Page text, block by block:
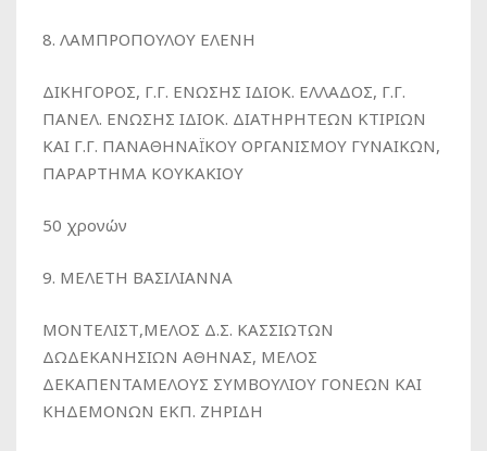
8. ΛΑΜΠΡΟΠΟΥΛΟΥ ΕΛΕΝΗ
ΔΙΚΗΓΟΡΟΣ, Γ.Γ. ΕΝΩΣΗΣ ΙΔΙΟΚ. ΕΛΛΑΔΟΣ, Γ.Γ.
ΠΑΝΕΛ. ΕΝΩΣΗΣ ΙΔΙΟΚ. ΔΙΑΤΗΡΗΤΕΩΝ ΚΤΙΡΙΩΝ
ΚΑΙ Γ.Γ. ΠΑΝΑΘΗΝΑΪΚΟΥ ΟΡΓΑΝΙΣΜΟΥ ΓΥΝΑΙΚΩΝ,
ΠΑΡΑΡΤΗΜΑ ΚΟΥΚΑΚΙΟΥ
50 χρονών
9. ΜΕΛΕΤΗ ΒΑΣΙΛΙΑΝΝΑ
ΜΟΝΤΕΛΙΣΤ,ΜΕΛΟΣ Δ.Σ. ΚΑΣΣΙΩΤΩΝ
ΔΩΔΕΚΑΝΗΣΙΩΝ ΑΘΗΝΑΣ, ΜΕΛΟΣ
ΔΕΚΑΠΕΝΤΑΜΕΛΟΥΣ ΣΥΜΒΟΥΛΙΟΥ ΓΟΝΕΩΝ ΚΑΙ
ΚΗΔΕΜΟΝΩΝ ΕΚΠ. ΖΗΡΙΔΗ